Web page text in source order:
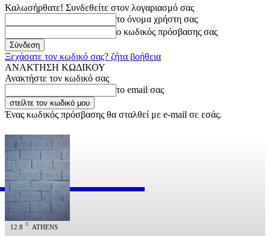
Καλωσήρθατε! Συνδεθείτε στον λογαριασμό σας
το όνομα χρήστη σας
ο κωδικός πρόσβασης σας
Ξεχάσατε τον κωδικό σας? ζήτα βοήθεια
ΑΝΑΚΤΗΣΗ ΚΩΔΙΚΟΥ
Ανακτήστε τον κωδικό σας
το email σας
Ένας κωδικός πρόσβασης θα σταλθεί με e-mail σε εσάς.
OFFICIAL
12.8 C ATHENS